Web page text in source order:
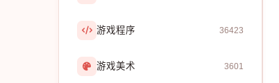
游戏程序 36423
游戏美术 3601